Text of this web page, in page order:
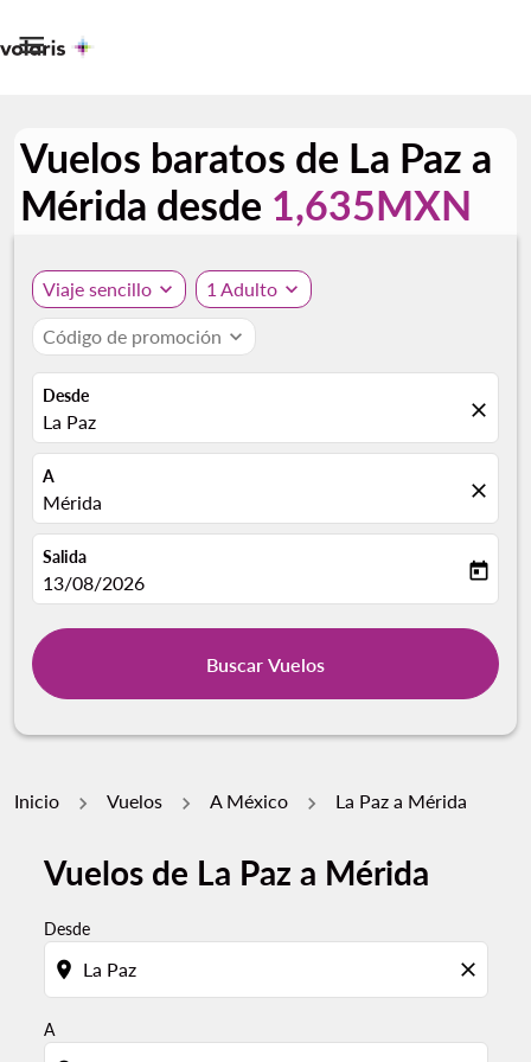

Vuelos baratos de La Paz a
Mérida desde 1,635MXN
Viaje sencillo expand_more 1 Adulto expand_more
Código de promoción expand_more
Desde
La Paz close
A
Mérida close
Salida
fc-booking-departure-date-aria-label
13/08/2026 today
Buscar Vuelos
Inicio Vuelos A México La Paz a Mérida
Vuelos de La Paz a Mérida
Desde
location_on close
A